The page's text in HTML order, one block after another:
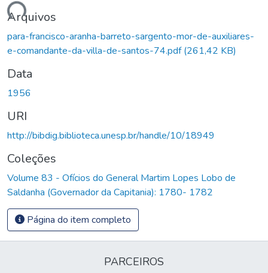
Arquivos
para-francisco-aranha-barreto-sargento-mor-de-auxiliares-
e-comandante-da-villa-de-santos-74.pdf(261,42 KB)
Data
1956
URI
http://bibdig.biblioteca.unesp.br/handle/10/18949
Coleções
Volume 83 - Ofícios do General Martim Lopes Lobo de
Saldanha (Governador da Capitania): 1780- 1782
Página do item completo
PARCEIROS